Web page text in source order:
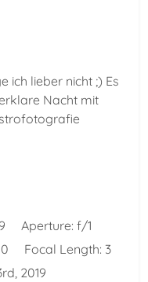
ich lieber nicht ;) Es
Nacht mit
Aperture: f/1
Focal Length: 3
2019